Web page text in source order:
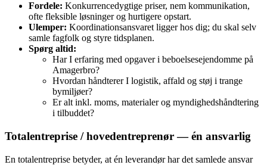
Fordele: Konkurrencedygtige priser, nem kommunikation,
ofte fleksible løsninger og hurtigere opstart.
Ulemper: Koordinationsansvaret ligger hos dig; du skal selv
samle fagfolk og styre tidsplanen.
Spørg altid:
Har I erfaring med opgaver i beboelsesejendomme på
Amagerbro?
Hvordan håndterer I logistik, affald og støj i trange
bymiljøer?
Er alt inkl. moms, materialer og myndighedshåndtering
i tilbuddet?
Totalentreprise / hovedentreprenør — én ansvarlig
En totalentreprise betyder, at én leverandør har det samlede ansvar